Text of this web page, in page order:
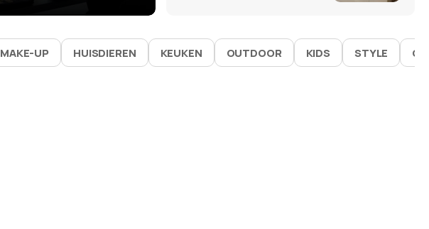
MAKE-UP HUISDIEREN KEUKEN OUTDOOR KIDS STYLE